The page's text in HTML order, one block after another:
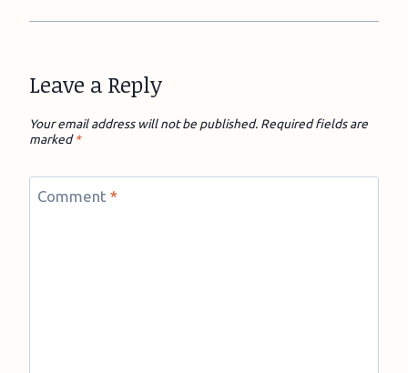
Leave a Reply
Your email address will not be published. Required fields are
marked*
Comment *